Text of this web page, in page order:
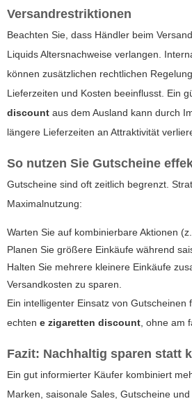
Versandrestriktionen
Beachten Sie, dass Händler beim
Liquids Altersnachweise verlangen.
können zusätzlichen rechtlichen
Lieferzeiten und Kosten beeinflusst. Ein
discount aus dem Ausland kann durch
längere Lieferzeiten an Attraktivität
So nutzen Sie Gutscheine
Gutscheine sind oft zeitlich begrenzt.
Maximalnutzung:
Warten Sie auf kombinierbare Aktionen
Planen Sie größere Einkäufe während
Halten Sie mehrere kleinere Einkäufe
Versandkosten zu sparen.
Ein intelligenter Einsatz von Gutscheinen
echten e zigaretten discount, ohne am
Fazit: Nachhaltig sparen statt
Ein gut informierter Käufer kombiniert
Marken, saisonale Sales, Gutscheine